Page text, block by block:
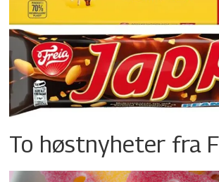
To høstnyheter fra